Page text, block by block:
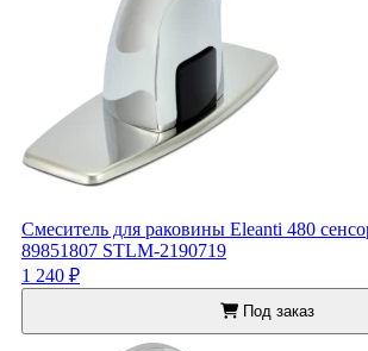
Смеситель для раковины Eleanti 480
89851807 STLM-2190719
1 240 ₽
Под заказ